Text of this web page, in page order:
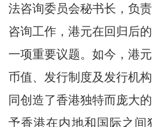
法咨询委员会秘书长，负
咨询工作，港元在回归后
一项重要议题。如今，港
币值、发行制度及发行机
同创造了香港独特而庞大
予香港在内地和国际之间